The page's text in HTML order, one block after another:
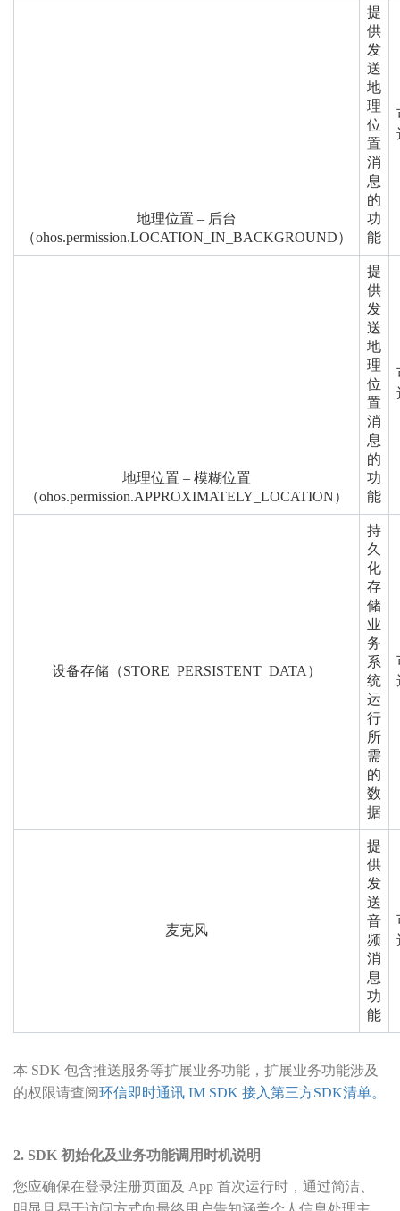
地理位置 – 后台
（ohos.permission.LOCATION_IN_BACKGROUND）
提
供
发
送
地
理
位
置
消
息
的
功
能
地理位置 – 模糊位置
（ohos.permission.APPROXIMATELY_LOCATION）
提
供
发
送
地
理
位
置
消
息
的
功
能
设备存储（STORE_PERSISTENT_DATA）
持
久
化
存
储
业
务
系
统
运
行
所
需
的
数
据
麦克风
提
供
发
送
音
频
消
息
功
能
本 SDK 包含推送服务等扩展业务功能，扩展业务功能涉及
的权限请查阅环信即时通讯 IM SDK 接入第三方SDK清单。
2. SDK 初始化及业务功能调用时机说明
您应确保在登录注册页面及 App 首次运行时，通过简洁、